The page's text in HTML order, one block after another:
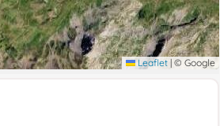
Leaflet | © Google